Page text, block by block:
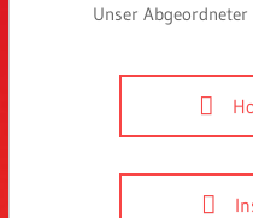
Unser